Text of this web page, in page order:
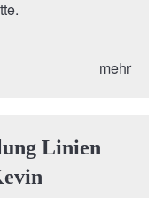
mehr
Linien